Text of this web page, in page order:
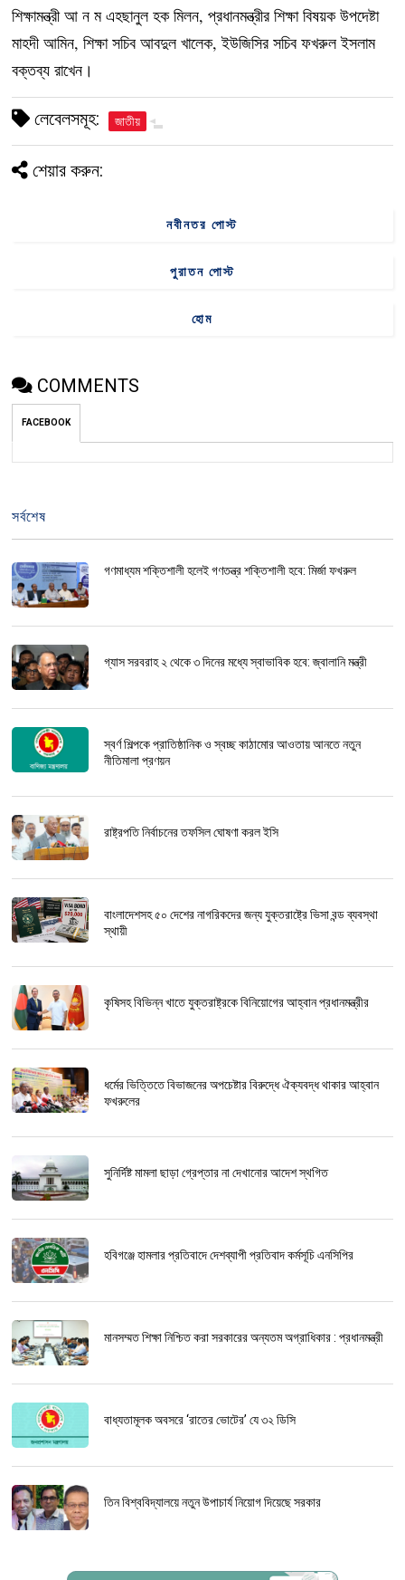
শিক্ষামন্ত্রী আ ন ম এহছানুল হক মিলন, প্রধানমন্ত্রীর শিক্ষা বিষয়ক উপদেষ্টা
মাহদী আমিন, শিক্ষা সচিব আবদুল খালেক, ইউজিসির সচিব ফখরুল ইসলাম
বক্তব্য রাখেন।
লেবেলসমূহ: জাতীয়
শেয়ার করুন:
নবীনতর পোস্ট
পুরাতন পোস্ট
হোম
COMMENTS
FACEBOOK
সর্বশেষ
গণমাধ্যম শক্তিশালী হলেই গণতন্ত্র শক্তিশালী হবে: মির্জা ফখরুল
গ্যাস সরবরাহ ২ থেকে ৩ দিনের মধ্যে স্বাভাবিক হবে: জ্বালানি মন্ত্রী
স্বর্ণ শিল্পকে প্রাতিষ্ঠানিক ও স্বচ্ছ কাঠামোর আওতায় আনতে নতুন
নীতিমালা প্রণয়ন
রাষ্ট্রপতি নির্বাচনের তফসিল ঘোষণা করল ইসি
বাংলাদেশসহ ৫০ দেশের নাগরিকদের জন্য যুক্তরাষ্ট্রে ভিসা বন্ড ব্যবস্থা
স্থায়ী
কৃষিসহ বিভিন্ন খাতে যুক্তরাষ্ট্রকে বিনিয়োগের আহ্বান প্রধানমন্ত্রীর
ধর্মের ভিত্তিতে বিভাজনের অপচেষ্টার বিরুদ্ধে ঐক্যবদ্ধ থাকার আহ্বান
ফখরুলের
সুনির্দিষ্ট মামলা ছাড়া গ্রেপ্তার না দেখানোর আদেশ স্থগিত
হবিগঞ্জে হামলার প্রতিবাদে দেশব্যাপী প্রতিবাদ কর্মসূচি এনসিপির
মানসম্মত শিক্ষা নিশ্চিত করা সরকারের অন্যতম অগ্রাধিকার : প্রধানমন্ত্রী
বাধ্যতামূলক অবসরে ‘রাতের ভোটের’ যে ৩২ ডিসি
তিন বিশ্ববিদ্যালয়ে নতুন উপাচার্য নিয়োগ দিয়েছে সরকার